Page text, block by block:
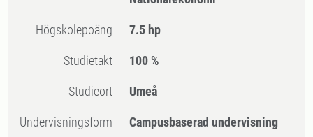
högskolepoäng 7.5 hp
Studietakt 100 %
Studieort Umeå
Undervisningsform Campusbaserad undervisning